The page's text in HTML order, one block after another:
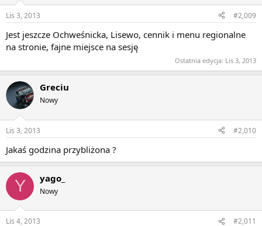
Lis 3, 2013 #2,009
Jest jeszcze Ochweśnicka, Lisewo, cennik i menu regionalne
na stronie, fajne miejsce na sesję
Ostatnia edycja: Lis 3, 2013
Greciu
Nowy
Lis 3, 2013 #2,010
Jakaś godzina przybliżona ?
Y yago_
Nowy
Lis 4, 2013 #2,011